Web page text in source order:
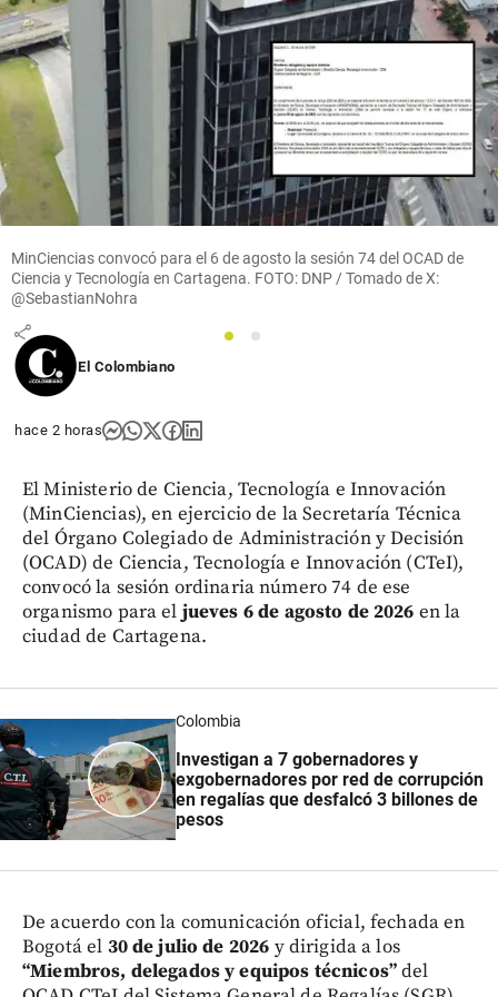
Fútbol
Procesaron
a
reconocida
promesa
del São
Paulo por
atropellar
y matar a
un anciano
en Brasil:
quedó en
libertad
share
MinCiencias convocó para el 6 de agosto la sesión 74 del OCAD de
Ciencia y Tecnología en Cartagena. FOTO: DNP / Tomado de X:
@SebastianNohra
1
2
El Colombiano
hace 2 horas
El Ministerio de Ciencia, Tecnología e Innovación
(MinCiencias), en ejercicio de la Secretaría Técnica
del Órgano Colegiado de Administración y Decisión
(OCAD) de Ciencia, Tecnología e Innovación (CTeI),
convocó la sesión ordinaria número 74 de ese
organismo para el jueves 6 de agosto de 2026 en la
ciudad de Cartagena.
Colombia
Investigan a 7 gobernadores y
exgobernadores por red de corrupción
en regalías que desfalcó 3 billones de
pesos
De acuerdo con la comunicación oficial, fechada en
Bogotá el 30 de julio de 2026 y dirigida a los
“Miembros, delegados y equipos técnicos”del